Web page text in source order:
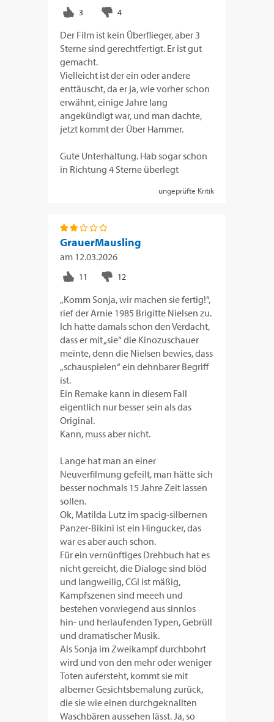
Der Film ist kein Überflieger, aber 3
Sterne sind gerechtfertigt. Er ist gut
gemacht.
Vielleicht ist der ein oder andere
enttäuscht, da er ja, wie vorher schon
erwähnt, einige Jahre lang
angekündigt war, und man dachte,
jetzt kommt der Über Hammer.
Gute Unterhaltung. Hab sogar schon
in Richtung 4 Sterne überlegt
ungeprüfte Kritik
GrauerMausling
am 12.03.2026
„Komm Sonja, wir machen sie fertig!“,
rief der Arnie 1985 Brigitte Nielsen zu.
Ich hatte damals schon den Verdacht,
dass er mit „sie“ die Kinozuschauer
meinte, denn die Nielsen bewies, dass
„schauspielen“ ein dehnbarer Begriff
ist.
Ein Remake kann in diesem Fall
eigentlich nur besser sein als das
Original.
Kann, muss aber nicht.
Lange hat man an einer
Neuverfilmung gefeilt, man hätte sich
besser nochmals 15 Jahre Zeit lassen
sollen.
Ok, Matilda Lutz im spacig-silbernen
Panzer-Bikini ist ein Hingucker, das
war es aber auch schon.
Für ein vernünftiges Drehbuch hat es
nicht gereicht, die Dialoge sind blöd
und langweilig, CGI ist mäßig,
Kampfszenen sind meeeh und
bestehen vorwiegend aus sinnlos
hin- und herlaufenden Typen, Gebrüll
und dramatischer Musik.
Als Sonja im Zweikampf durchbohrt
wird und von den mehr oder weniger
Toten aufersteht, kommt sie mit
alberner Gesichtsbemalung zurück,
die sie wie einen durchgeknallten
Waschbären aussehen lässt. Ja, so